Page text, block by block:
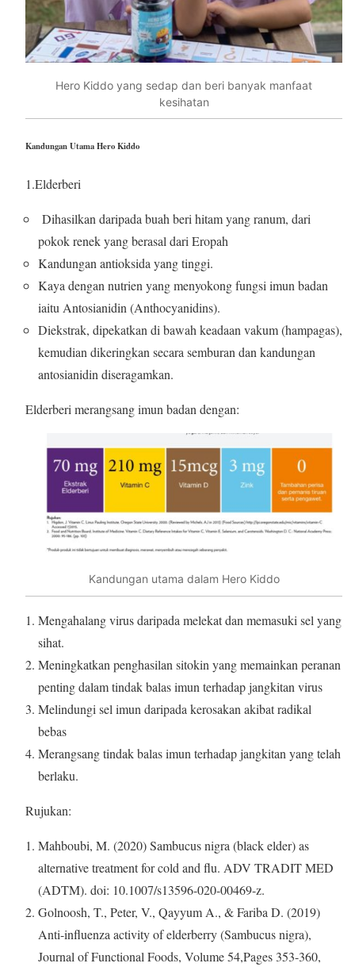
Hero Kiddo yang sedap dan beri banyak manfaat
kesihatan
Kandungan Utama Hero Kiddo
1.Elderberi
Dihasilkan daripada buah beri hitam yang ranum, dari
pokok renek yang berasal dari Eropah
Kandungan antioksida yang tinggi.
Kaya dengan nutrien yang menyokong fungsi imun badan
iaitu Antosianidin (Anthocyanidins).
Diekstrak, dipekatkan di bawah keadaan vakum (hampagas),
kemudian dikeringkan secara semburan dan kandungan
antosianidin diseragamkan.
Elderberi merangsang imun badan dengan:
Kandungan utama dalam Hero Kiddo
Mengahalang virus daripada melekat dan memasuki sel yang
sihat.
Meningkatkan penghasilan sitokin yang memainkan peranan
penting dalam tindak balas imun terhadap jangkitan virus
Melindungi sel imun daripada kerosakan akibat radikal
bebas
Merangsang tindak balas imun terhadap jangkitan yang telah
berlaku.
Rujukan:
Mahboubi, M. (2020) Sambucus nigra (black elder) as
alternative treatment for cold and flu. ADV TRADIT MED
(ADTM). doi: 10.1007/s13596-020-00469-z.
Golnoosh, T., Peter, V., Qayyum A., & Fariba D. (2019)
Anti-influenza activity of elderberry (Sambucus nigra),
Journal of Functional Foods, Volume 54,Pages 353-360,